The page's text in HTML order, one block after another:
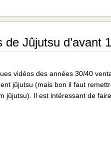
Jûjutsu d’avant
vidéos des années 30/40
jûjutsu (mais bon il faut
jûjutsu). Il est intéressant de